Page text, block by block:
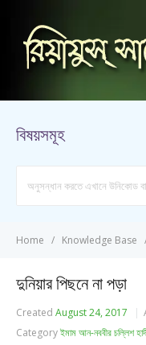
বিষয়সমূহ
Home Knowledge Base
দুনিয়ার পিছনে না পড়া
Created August 24, 2017
Categoryইমাম আন-নববীর চল্লিশ